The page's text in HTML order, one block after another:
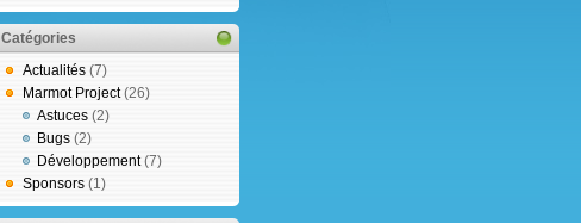
Catégories
Actualités (7)
Marmot Project(26)
Astuces (2)
Bugs (2)
Développement(7)
Sponsors (1)